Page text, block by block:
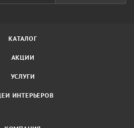
КАТАЛОГ
АКЦИИ
УСЛУГИ
ИНТЕРЬЕРОВ